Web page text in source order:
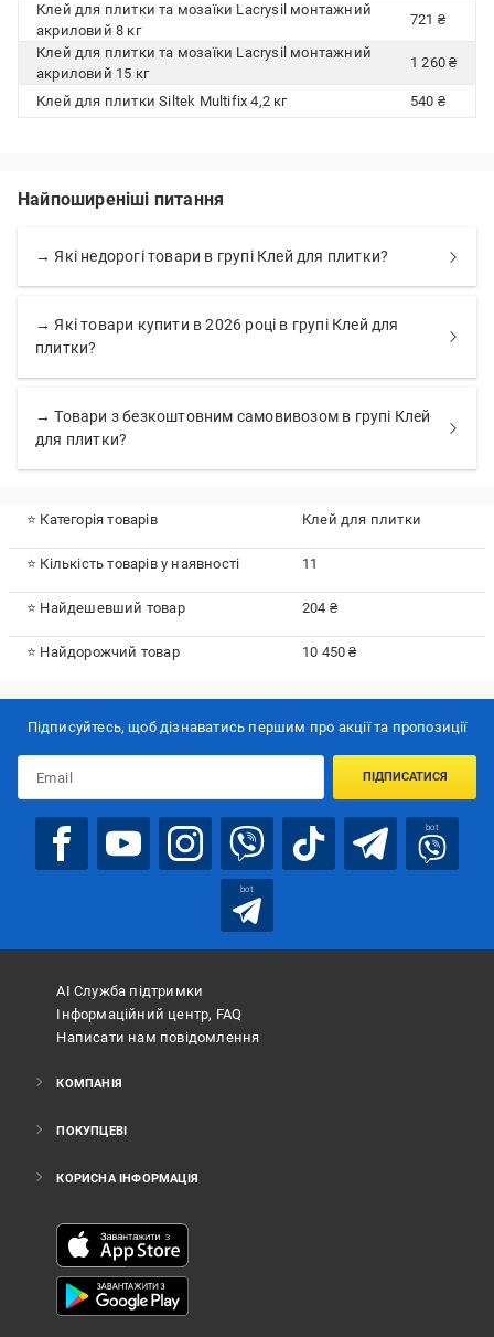
Клей для плитки та мозаїки Lacrysil монтажний
акриловий 8 кг
721 ₴
Клей для плитки та мозаїки Lacrysil монтажний
акриловий 15 кг
1 260 ₴
Клей для плитки Siltek Multifix 4,2 кг 540 ₴
Найпоширеніші питання
→ Які недорогі товари в групі Клей для плитки?
→ Які товари купити в 2026 році в групі Клей для
плитки?
→ Товари з безкоштовним самовивозом в групі Клей
для плитки?
⭐ Категорія товарів Клей для плитки
⭐ Кількість товарів у наявності 11
⭐ Найдешевший товар 204 ₴
⭐ Найдорожчий товар 10 450 ₴
Підписуйтесь, щоб дізнаватись першим про акції та пропозиції
ПІДПИСАТИСЯ
bot
bot
АІ Служба підтримки
Інформаційний центр, FAQ
Написати нам повідомлення
КОМПАНІЯ
ПОКУПЦЕВІ
КОРИСНА ІНФОРМАЦІЯ